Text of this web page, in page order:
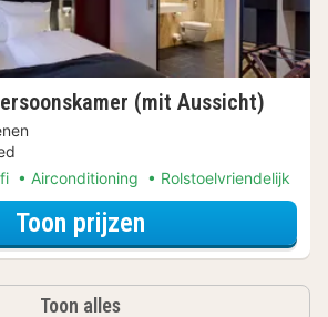
(mit Aussicht)
Airconditioning Rolstoelvriendelijk
Toon prijzenvoor De stad is
Toon alles